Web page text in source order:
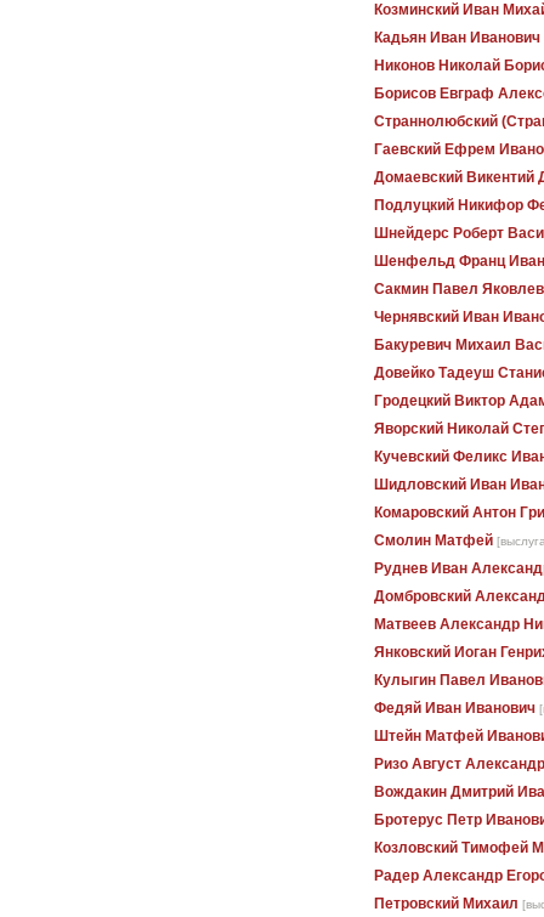
Козминский Иван
Кадьян Иван Иванович
Никонов Николай
Борисов Евграф
Страннолюбский
Гаевский Ефрем
Домаевский Викентий
Подлуцкий Никифор
Шнейдерс Роберт
Шенфельд Франц
Сакмин Павел
Чернявский Иван
Бакуревич Михаил
Довейко Тадеуш
Гродецкий Виктор
Яворский Николай
Кучевский Феликс
Шидловский Иван
Комаровский Антон
Смолин Матфей
Руднев Иван
Домбровский
Матвеев Александр
Янковский Иоган
Кулыгин Павел
Федяй Иван Иванович
Штейн Матфей
Ризо Август
Вождакин Дмитрий
Бротерус Петр
Козловский Тимофей
Радер Александр
Петровский Михаил